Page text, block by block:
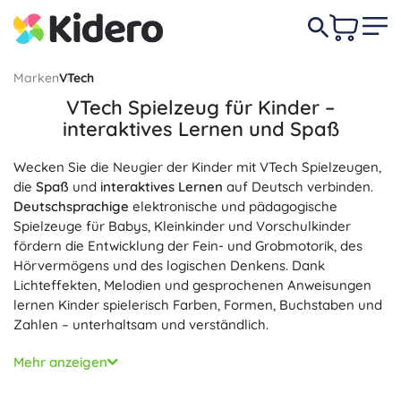
MarkenVTech
VTech Spielzeug für Kinder –
interaktives Lernen und Spaß
Wecken Sie die Neugier der Kinder mit VTech Spielzeugen,
die Spaß und interaktives Lernen auf Deutsch verbinden.
Deutschsprachige elektronische und pädagogische
Spielzeuge für Babys, Kleinkinder und Vorschulkinder
fördern die Entwicklung der Fein- und Grobmotorik, des
Hörvermögens und des logischen Denkens. Dank
Lichteffekten, Melodien und gesprochenen Anweisungen
lernen Kinder spielerisch Farben, Formen, Buchstaben und
Zahlen – unterhaltsam und verständlich.
Zu den beliebtesten Serien gehören VTech Baby (Rasseln,
Musik- und Leuchtspielzeuge, Lauflernhilfen und
Mehr anzeigen